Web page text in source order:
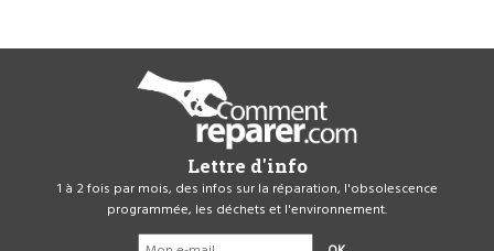
Lettre d'info
1 à 2 fois par mois, des infos sur la réparation, l'obsolescence
programmée, les déchets et l'environnement.